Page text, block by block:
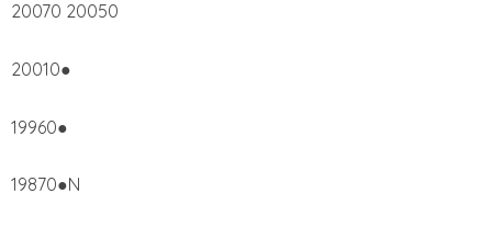
20070 20050
20010●
19960●
19870●N